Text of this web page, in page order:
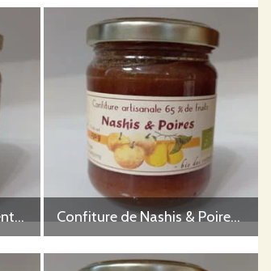
Confiture de Melon et Menthe 230 g Confiture de Nashis & Poires 230 g